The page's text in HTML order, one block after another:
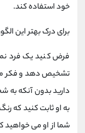
خود استفاده کند.
برای درک بهتر این
فرض کنید یک فرد
تشخیص دهد و فکر
دارید بدون آنکه به
به او ثابت کنید که
شما از او می